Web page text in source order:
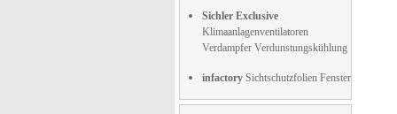
Sichler Exclusive
Klimaanlagenventilatoren
Verdampfer Verdunstungskühlung
infactory Sichtschutzfolien Fenster